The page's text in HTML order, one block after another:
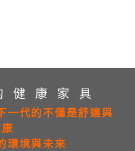
健康家具
一代的不僅是舒適與
環境與未來